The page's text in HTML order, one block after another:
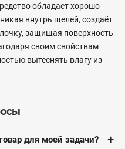
обладает хорошо
внутрь щелей, создаёт
защищая поверхность
своим свойствам
вытеснять влагу из
для моей задачи? +